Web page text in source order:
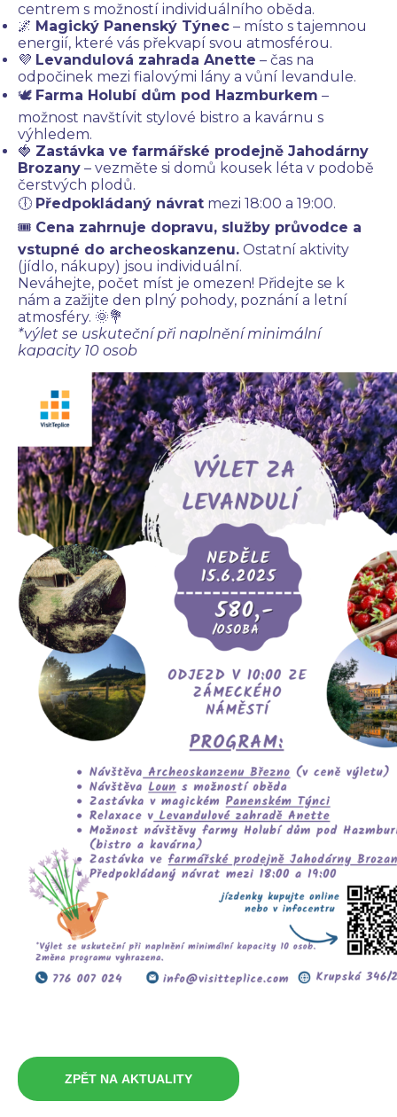
centrem s možností individuálního oběda.
🌌 Magický Panenský Týnec – místo s tajemnou
energií, které vás překvapí svou atmosférou.
💜 Levandulová zahrada Anette – čas na
odpočinek mezi fialovými lány a vůní levandule.
🕊 Farma Holubí dům pod Hazmburkem –
možnost navštívit stylové bistro a kavárnu s
výhledem.
🍓 Zastávka ve farmářské prodejně Jahodárny
Brozany – vezměte si domů kousek léta v podobě
čerstvých plodů.
🕕 Předpokládaný návrat mezi 18:00 a 19:00.
🎟 Cena zahrnuje dopravu, služby průvodce a
vstupné do archeoskanzenu. Ostatní aktivity
(jídlo, nákupy) jsou individuální.
Neváhejte, počet míst je omezen! Přidejte se k
nám a zažijte den plný pohody, poznání a letní
atmosféry. 🌞💐
*výlet se uskuteční při naplnění minimální
kapacity 10 osob
ZPĚT NA AKTUALITY